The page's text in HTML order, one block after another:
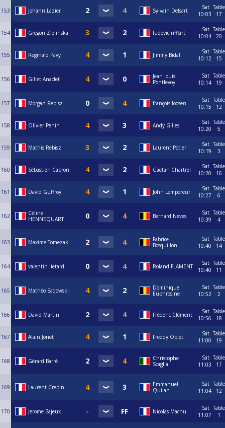
153 Johann Lazier Sylvain Delsart
Sat
10:03
Table
17
154 Gregori Zielinska ludovic rifflart
Sat
10:04
Table
20
155 Reginald Pavy Jimmy Bidal
Sat
10:12
Table
15
156 Gillet Anaclet
Jean louis
Pontlevoy
Sat
10:14
Table
19
157 Morgan Rebisz françois loosen
Sat
10:15
Table
12
158 Olivier Penin Andy Gilles
Sat
10:20
Table
5
159 Mathis Rebisz Laurent Potier
Sat
10:19
Table
3
160 Sébastien Capron Gaetan Chartrel
Sat
10:20
Table
16
161 David Guffroy John Lempereur
Sat
10:27
Table
6
162
Céline
HENNEQUART
Bernard Neves
Sat
10:39
Table
4
163 Maxime Tomezak
Fabrice
Bosquillon
Sat
10:40
Table
14
164 valentin lietard Roland FLAMENT
Sat
10:40
Table
11
165 Mathéo Sadowski
Dominique
Euphrosine
Sat
10:52
Table
2
166 David Martin Frédéric Clément
Sat
10:56
Table
18
167 Alain Jonet Freddy Oblet
Sat
11:00
Table
19
168 Gérard Barré
Christophe
Scaglia
Sat
11:03
Table
17
169 Laurent Crepin
Emmanuel
Quilan
Sat
11:04
Table
12
170 Jerome Bajeux Nicolas Machu
Sat
11:07
Table
1